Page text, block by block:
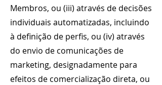
Membros, ou (iii) através de decisões
individuais automatizadas, incluindo
à definição de perfis, ou (iv) através
do envio de comunicações de
marketing, designadamente para
efeitos de comercialização direta, ou